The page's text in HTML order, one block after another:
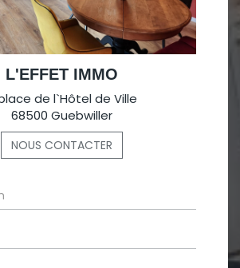
L'EFFET IMMO
de l`Hôtel de Ville
68500 Guebwiller
NOUS CONTACTER